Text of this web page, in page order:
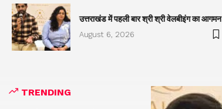
उत्तराखंड में पहली बार श्री श्री वेलबीइंग का आगमन
August 6, 2026
TRENDING